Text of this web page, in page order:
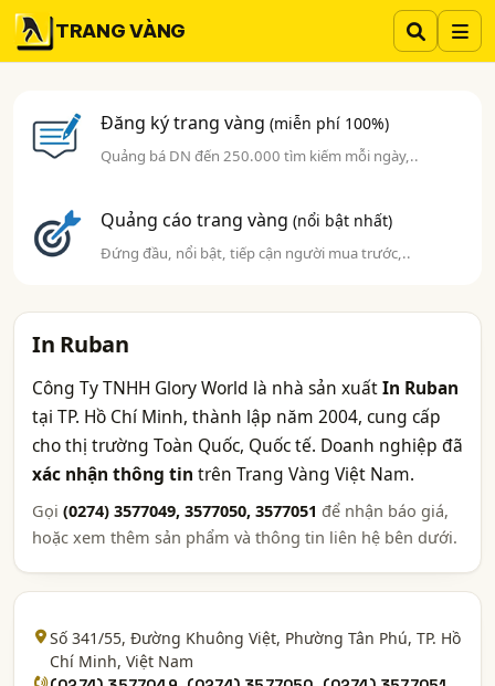
TRANG VÀNG
Đăng ký trang vàng(miễn phí 100%)
Quảng bá DN đến 250.000 tìm kiếm mỗi ngày,..
Quảng cáo trang vàng(nổi bật nhất)
Đứng đầu, nổi bật, tiếp cận người mua trước,..
In Ruban
Công Ty TNHH Glory World là nhà sản xuấtIn Ruban
tại TP. Hồ Chí Minh, thành lập năm 2004, cung cấp
cho thị trường Toàn Quốc, Quốc tế. Doanh nghiệp đã
xác nhận thông tin trên Trang Vàng Việt Nam.
Gọi (0274) 3577049, 3577050, 3577051 để nhận báo giá,
hoặc xem thêm sản phẩm và thông tin liên hệ bên dưới.
Số 341/55, Đường Khuông Việt, Phường Tân Phú, TP. Hồ
Chí Minh, Việt Nam